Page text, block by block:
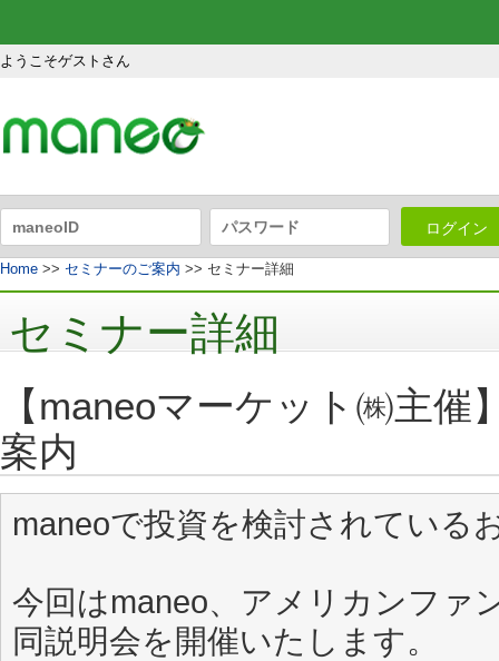
ようこそゲストさん
ログイン
Home >> セミナーのご案内 >> セミナー詳細
セミナー詳細
【maneoマーケット㈱主
案内
maneoで投資を検討されている
今回はmaneo、アメリカンファ
同説明会を開催いたします。